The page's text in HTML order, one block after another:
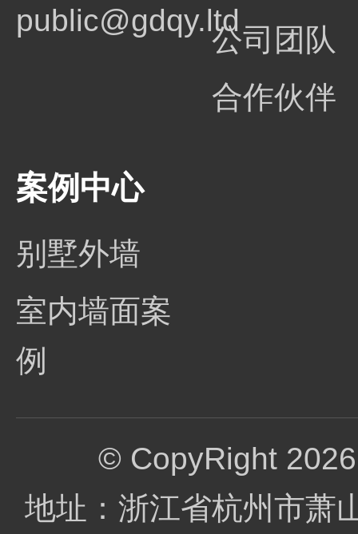
public@gdqy.ltd
公司团队
合作伙伴
案例中心
别墅外墙
室内墙面案
例
© CopyRight
地址：浙江省杭州市萧